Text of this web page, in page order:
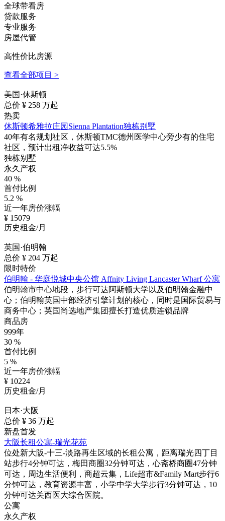
全球带看房
贷款服务
专业服务
房屋代管
高性价比房源
查看全部项目 >
美国·休斯顿
总价 ¥ 258 万起
热卖
休斯顿希雅拉庄园Sienna Plantation独栋别墅
40年有名规划社区，休斯顿TMC德州医学中心旁少有的住宅
社区，预计出租净收益可达5.5%
独栋别墅
永久产权
40 %
首付比例
5.2 %
近一年房价涨幅
¥ 15079
历史租金/月
英国·伯明翰
总价 ¥ 204 万起
限时特价
伯明翰 - 华庭悦城中央公馆 Affnity Living Lancaster Wharf 公寓
伯明翰市中心地段，步行可达阿斯顿大学以及伯明翰金融中
心；伯明翰英国中部经济引擎计划的核心，同时是国际贸易与
商务中心；英国尚选地产集团擅长打造优质连锁品牌
商品房
999年
30 %
首付比例
5 %
近一年房价涨幅
¥ 10224
历史租金/月
日本·大阪
总价 ¥ 36 万起
新盘首发
大阪长租公寓-瑞光花苑
位处新大阪-十三-淡路再生区域的长租公寓，距离瑞光四丁目
站步行4分钟可达，梅田商圈32分钟可达，心斋桥商圈47分钟
可达，周边生活便利，商超云集，Life超市&Family Mart步行6
分钟可达，教育资源丰富，小学中学大学步行3分钟可达，10
分钟可达关西医大综合医院。
公寓
永久产权